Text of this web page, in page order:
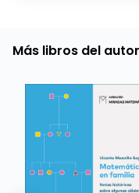
Más libros del autor